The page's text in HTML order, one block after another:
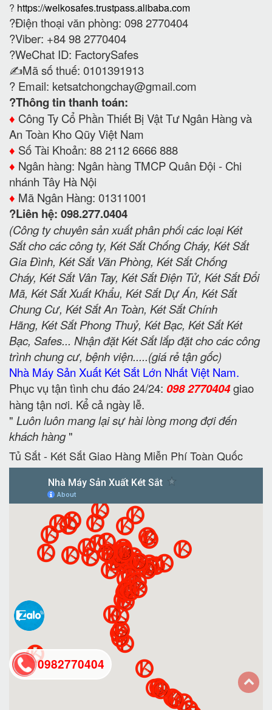
? https://welkosafes.trustpass.alibaba.com
?Điện thoại văn phòng: 098 2770404
?Viber: +84 98 2770404
?WeChat ID: FactorySafes
✍️Mã số thuế: 0101391913
? Email: ketsatchongchay@gmail.com
?Thông tin thanh toán:
♦️ Công Ty Cổ Phần Thiết Bị Vật Tư Ngân Hàng và
An Toàn Kho Qũy Việt Nam
♦️ Số Tài Khoản: 88 2112 6666 888
♦️ Ngân hàng: Ngân hàng TMCP Quân Đội - Chi
nhánh Tây Hà Nội
♦️ Mã Ngân Hàng: 01311001
?Liên hệ: 098.277.0404
(Công ty chuyên sản xuất phân phối các loại Két
Sắt cho các công ty, Két Sắt Chống Cháy, Két Sắt
Gia Đình, Két Sắt Văn Phòng, Két Sắt Chống
Cháy, Két Sắt Vân Tay, Két Sắt Điện Tử, Két Sắt Đổi
Mã, Két Sắt Xuất Khẩu, Két Sắt Dự Án, Két Sắt
Chung Cư, Két Sắt An Toàn, Két Sắt Chính
Hãng, Két Sắt Phong Thuỷ, Két Bạc, Két Sắt Két
Bạc, Safes... Nhận đặt Két Sắt lắp đặt cho các công
trình chung cư, bệnh viện.....(giá rẻ tận gốc)
Nhà Máy Sản Xuất Két Sắt Lớn Nhất Việt Nam.
Phục vụ tận tình chu đáo 24/24: 098 2770404giao
hàng tận nơi. Kể cả ngày lễ.
" Luôn luôn mang lại sự hài lòng mong đợi đến
khách hàng"
Tủ Sắt - Két Sắt Giao Hàng Miễn Phí Toàn Quốc
0982770404